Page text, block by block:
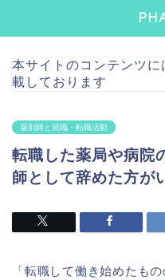
本サイトのコンテンツ
載しております
薬剤師と就職・転職活動
転職した薬局や病院
師として辞めた方が
「転職して働き始めたも